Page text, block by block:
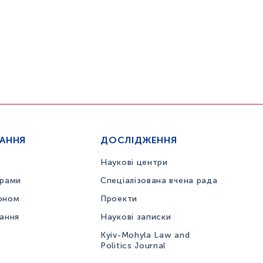
ДОСЛІДЖЕННЯ
Наукові центри
Спеціалізована вчена рада
Проекти
Наукові записки
Kyiv-Mohyla Law and
Politics Journal